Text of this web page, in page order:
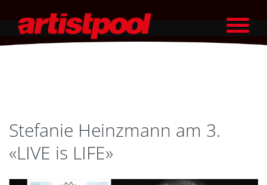
Stefanie Heinzmann am 3.
«LIVE is LIFE»